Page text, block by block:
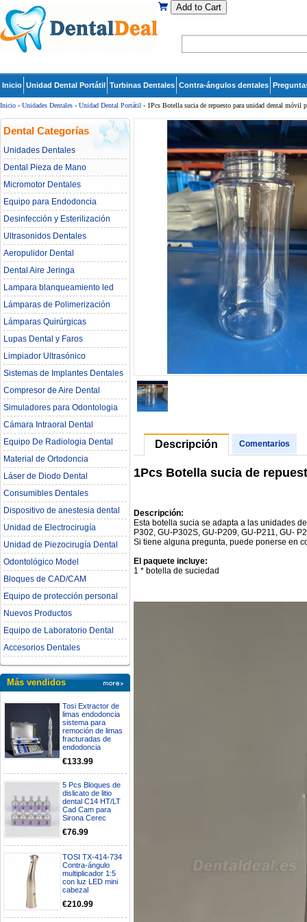
Add to Cart
Inicio Unidad Dental Portátil Turbinas Dentales Contra-ángulos dentales
Inicio - Unidades Dentales - Unidad Dental Portátil - 1Pcs Botella sucia de repuesto para unidad dental móvil
Dental Categorías
Unidades Dentales
Dental Pieza de Mano
Micromotor Dentales
Equipo para Endodoncia
Desinfección y Esterilización
Ultrasonidos Dentales
Aeropulidor Dental
Dental Aire Jeringa
Lampara blanqueamiento led
dental
Lámparas de Polimerización
Lámparas Quirúrgicas
Lupas Dental y Faros
Limpiador Ultrasónico
Sistemas de Implantes Dentales
Compresor de Aire Dental
Simuladores para Odontologia
Cámara Intraoral Dental
Equipo De Radiologia Dental‎
Material de Ortodoncia
Láser de Diodo Dental
Consumibles Dentales
Dispositivo de anestesia dental
Unidad de Electrocirugía
Unidad de Piezocirugía Dental
Odontológico Model
Bloques de CAD/CAM
Equipo de protección personal
Nuevos Productos
Equipo de Laboratorio Dental
Accesorios Dentales
Más vendidos
Tosi Extractor de
limas endodoncia
sistema para
remoción de limas
fracturadas de
endodoncia
€133.99
5 Pcs Bloques de
dislicato de litio
dental C14 HT/LT
Cad Cam para
Sirona Cerec
€76.99
TOSI TX-414-734
Contra-ángulo
multiplicador 1:5
con luz LED mini
cabezal
€210.99
Descripción Comentarios
1Pcs Botella sucia de
Descripción:
Esta botella sucia se adapta a las unidades
P302, GU-P302S, GU-P209, GU-P211, GU-
Si tiene alguna pregunta, puede ponerse en
El paquete incluye:
1 * botella de suciedad